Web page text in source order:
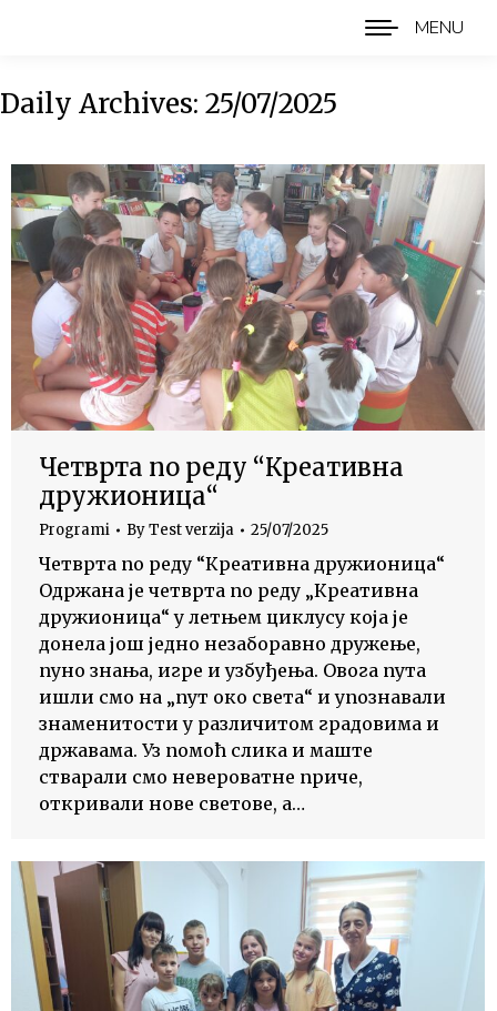
MENU
Daily Archives: 25/07/2025
Четврта по реду “Креативна
дружионица“
Programi ByTest verzija 25/07/2025
Четврта по реду “Креативна дружионица“
Одржана је четврта по реду „Креативна
дружионица“ у летњем циклусу која је
донела још једно незаборавно дружење,
пуно знања, игре и узбуђења. Овога пута
ишли смо на „пут око света“ и упознавали
знаменитости у различитом градовима и
државама. Уз помоћ слика и маште
стварали смо невероватне приче,
откривали нове светове, а…